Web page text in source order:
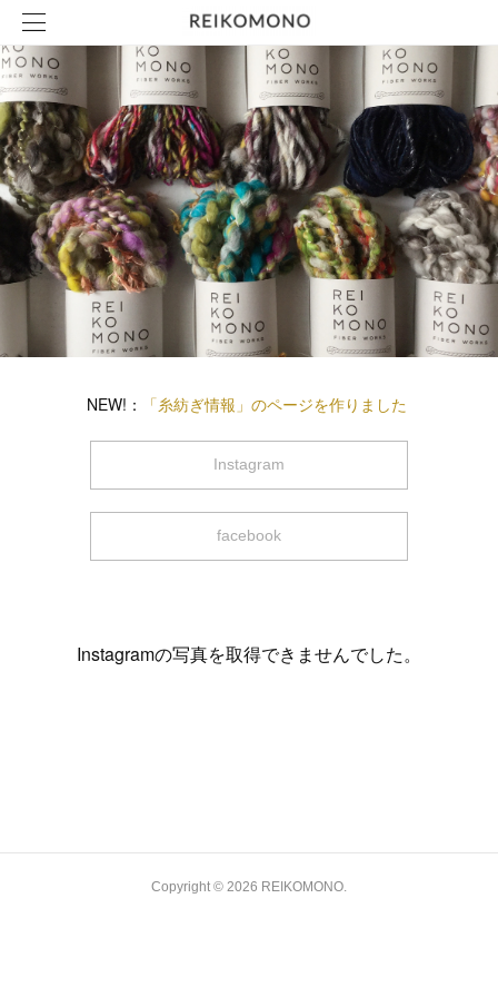
NEW!： 「糸紡ぎ情報」のページを作りました
Instagram
facebook
Instagramの写真を取得できませんでした。
Copyright © 2026 REIKOMONO.